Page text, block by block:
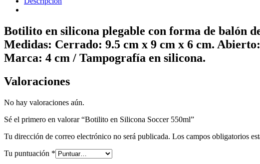
Botilito en silicona plegable con forma de balón
Medidas: Cerrado: 9.5 cm x 9 cm x 6 cm.
Marca: 4 cm / Tampografía en silicona.
Valoraciones
No hay valoraciones aún.
Sé el primero en valorar “Botilito en Silicona Soccer 550ml”
Tu dirección de correo electrónico no será publicada. Los campos obligatorios
Tu puntuación *